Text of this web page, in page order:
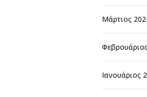
Μάρτιος
Ιανουάριος